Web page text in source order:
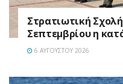
Στρατιωτική
Σεπτεμβρίου η
6 ΑΥΓΟΎΣΤΟΥ 2026